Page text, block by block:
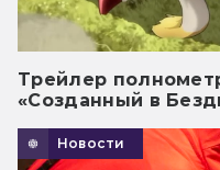
Трейлер
«Созданный в
Новости